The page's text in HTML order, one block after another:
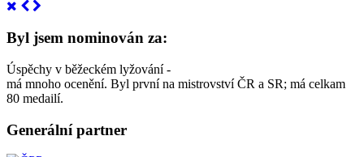
Byl jsem nominován za:
Úspěchy v běžeckém lyžování -
má mnoho ocenění. Byl první na mistrovství ČR a SR; má celkam
80 medailí.
Generální partner